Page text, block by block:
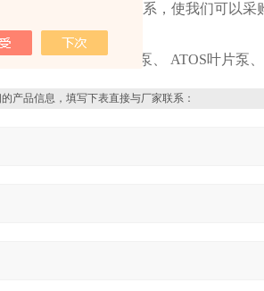
销商有直接的业务关系，使我们可以采
泵、 ATOS轴向柱塞泵、 ATOS叶片泵、
产品信息，填写下表直接与厂家联系：